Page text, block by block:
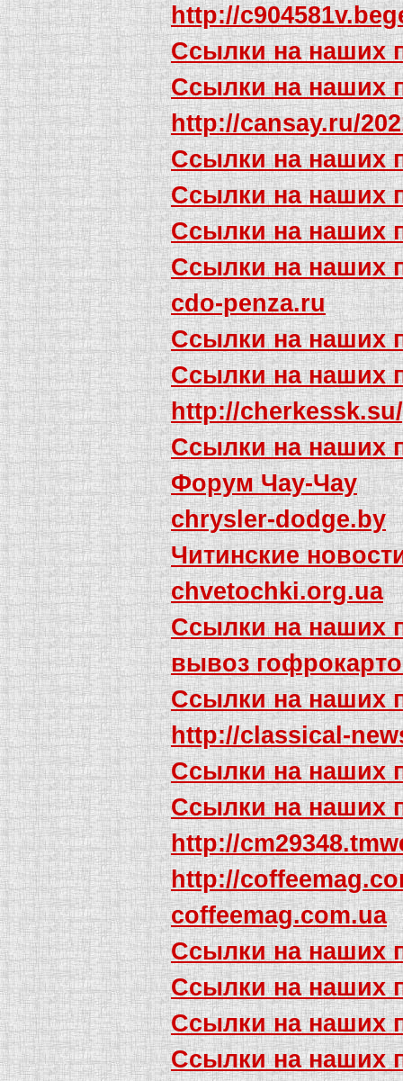
http://
Ссылки на наших
Ссылки на наших
http://cansay.ru/
Ссылки на наших
Ссылки на наших
Ссылки на наших
Ссылки на наших
cdo-penza.ru
Ссылки на наших
Ссылки на наших
http://
Ссылки на наших
Форум Чау-Чау
chrysler-dodge.by
Читинские
chvetochki.org.ua
Ссылки на наших
вывоз
Ссылки на наших
http://classical-
Ссылки на наших
Ссылки на наших
http://
http://
coffeemag.com.ua
Ссылки на наших
Ссылки на наших
Ссылки на наших
Ссылки на наших